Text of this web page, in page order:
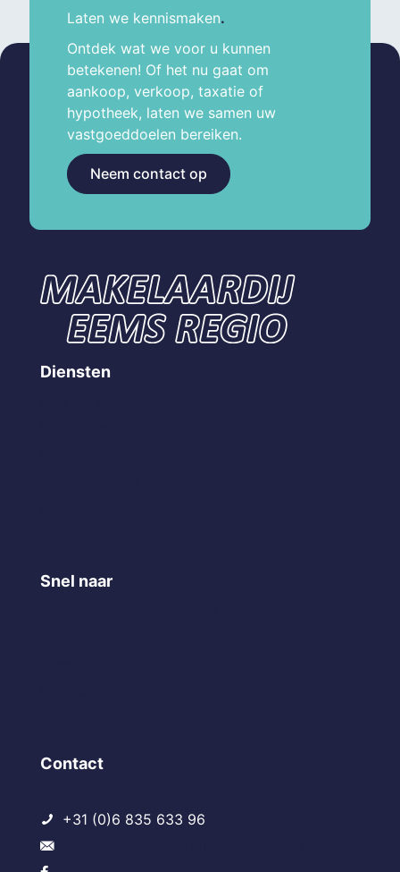
Laten we kennismaken.
Ontdek wat we voor u kunnen
betekenen! Of het nu gaat om
aankoop, verkoop, taxatie of
hypotheek, laten we samen uw
vastgoeddoelen bereiken.
Neem contact op
Diensten
Snel naar
Contact
+31 (0)6 835 633 96